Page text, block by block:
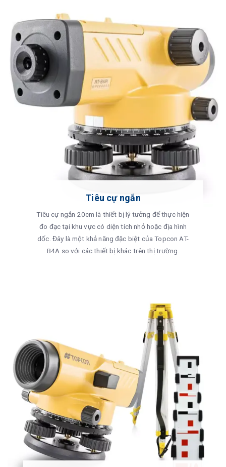
Tiêu cự ngắn
Tiêu cự ngắn 20cm là thiết bị lý tưởng để thực hiện
đo đạc tại khu vực có diện tích nhỏ hoặc địa hình
dốc. Đây là một khả năng đặc biệt của Topcon AT-
B4A so với các thiết bị khác trên thị trường.